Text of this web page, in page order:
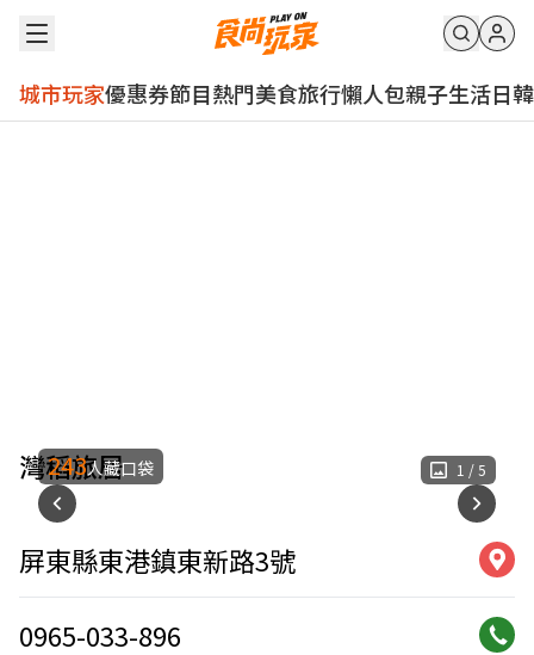
城市玩家優惠券節目熱門美食旅行懶人包親子生活日韓
灣稻旅居 1 /5
243人藏口袋
屏東縣東港鎮東新路3號
0965-033-896